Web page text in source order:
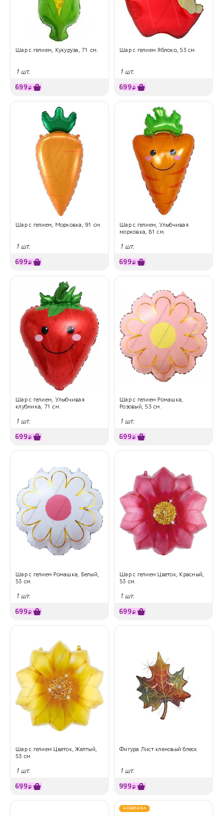
Шар с гелием, Кукуруза, 71 см.
1 шт.
699₽
Шар с гелием Яблоко, 53 см.
1 шт.
699₽
Шар с гелием, Морковка, 91 см.
1 шт.
699₽
Шар с гелием, Улыбчивая
морковка, 81 см.
1 шт.
699₽
Шар с гелием, Улыбчивая
клубника, 71 см.
1 шт.
699₽
Шар с гелием Ромашка,
Розовый, 53 см.
1 шт.
699₽
Шар с гелием Ромашка, Белый,
53 см.
1 шт.
699₽
Шар с гелием Цветок, Красный,
53 см.
1 шт.
699₽
Шар с гелием Цветок, Желтый,
53 см.
1 шт.
699₽
Фигура Лист кленовый блеск
1 шт.
999₽
НОВИНКА